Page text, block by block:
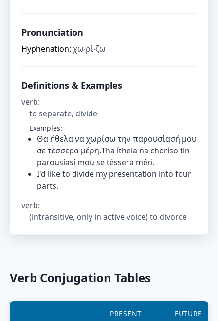
Pronunciation
Hyphenation: χω‧ρί‧ζω
Definitions & Examples
verb:
to separate, divide
Examples:
Θα ήθελα να χωρίσω την παρουσίασή μου
σε τέσσερα μέρη.Tha íthela na choríso tin
parousíasí mou se téssera méri.
I'd like to divide my presentation into four
parts.
verb:
(intransitive, only in active voice) to divorce
Verb Conjugation Tables
PRESENT
FUTURE